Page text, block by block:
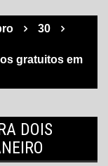
30
gratuitos em
DOIS